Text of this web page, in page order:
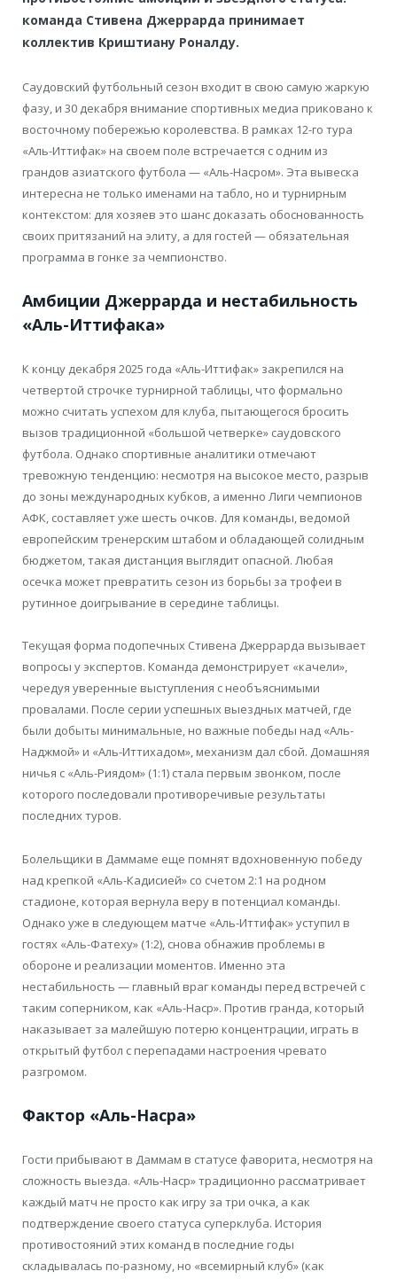
команда Стивена Джеррарда принимает
коллектив Криштиану Роналду.
Саудовский футбольный сезон входит в свою самую жаркую
фазу, и 30 декабря внимание спортивных медиа приковано к
восточному побережью королевства. В рамках 12-го тура
«Аль-Иттифак» на своем поле встречается с одним из
грандов азиатского футбола — «Аль-Насром». Эта вывеска
интересна не только именами на табло, но и турнирным
контекстом: для хозяев это шанс доказать обоснованность
своих притязаний на элиту, а для гостей — обязательная
программа в гонке за чемпионство.
Амбиции Джеррарда и нестабильность
«Аль-Иттифака»
К концу декабря 2025 года «Аль-Иттифак» закрепился на
четвертой строчке турнирной таблицы, что формально
можно считать успехом для клуба, пытающегося бросить
вызов традиционной «большой четверке» саудовского
футбола. Однако спортивные аналитики отмечают
тревожную тенденцию: несмотря на высокое место, разрыв
до зоны международных кубков, а именно Лиги чемпионов
АФК, составляет уже шесть очков. Для команды, ведомой
европейским тренерским штабом и обладающей солидным
бюджетом, такая дистанция выглядит опасной. Любая
осечка может превратить сезон из борьбы за трофеи в
рутинное доигрывание в середине таблицы.
Текущая форма подопечных Стивена Джеррарда вызывает
вопросы у экспертов. Команда демонстрирует «качели»,
чередуя уверенные выступления с необъяснимыми
провалами. После серии успешных выездных матчей, где
были добыты минимальные, но важные победы над «Аль-
Наджмой» и «Аль-Иттихадом», механизм дал сбой. Домашняя
ничья с «Аль-Риядом» (1:1) стала первым звонком, после
которого последовали противоречивые результаты
последних туров.
Болельщики в Даммаме еще помнят вдохновенную победу
над крепкой «Аль-Кадисией» со счетом 2:1 на родном
стадионе, которая вернула веру в потенциал команды.
Однако уже в следующем матче «Аль-Иттифак» уступил в
гостях «Аль-Фатеху» (1:2), снова обнажив проблемы в
обороне и реализации моментов. Именно эта
нестабильность — главный враг команды перед встречей с
таким соперником, как «Аль-Наср». Против гранда, который
наказывает за малейшую потерю концентрации, играть в
открытый футбол с перепадами настроения чревато
разгромом.
Фактор «Аль-Насра»
Гости прибывают в Даммам в статусе фаворита, несмотря на
сложность выезда. «Аль-Наср» традиционно рассматривает
каждый матч не просто как игру за три очка, а как
подтверждение своего статуса суперклуба. История
противостояний этих команд в последние годы
складывалась по-разному, но «всемирный клуб» (как